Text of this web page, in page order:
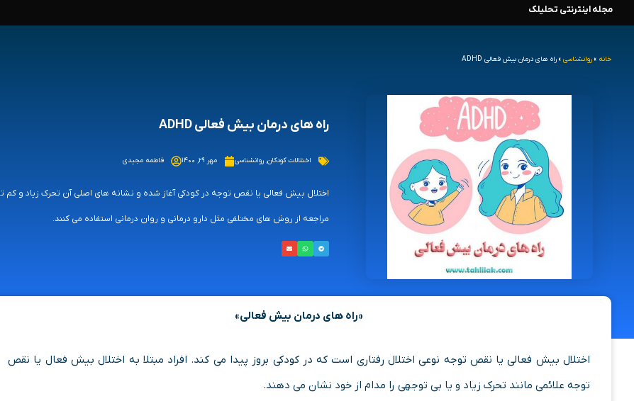
محتوا
مجله اینترنتی تحلیلک
خانه » روانشناسی » راه های درمان بیش فعالی ADHD
راه های درمان بیش فعالی ADHD
اختلالات کودکان, روانشناسی مهر ۲۹, ۱۴۰۰ فاطمه مجیدی
اختلال بیش فعالی یا نقص توجه در کودکی آغاز شده و نشانه های اصلی آن تحرک زیاد و کم
مراجعه از روش های مختلفی مثل دارو درمانی و روان درمانی استفاده می کنند.
«راه های درمان بیش فعالی»
اختلال بیش فعالی یا نقص توجه نوعی اختلال رفتاری است که در کودکی بروز پیدا می کند. افراد مبتلا به اختلال بیش فعال یا نقص
توجه علائمی مانند تحرک زیاد و یا بی توجهی را مدام از خود نشان می دهند.